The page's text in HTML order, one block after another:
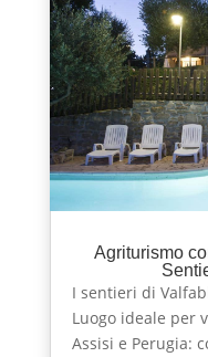
Agriturismo
I sentieri di
Luogo ideale per
Assisi e Perugia: